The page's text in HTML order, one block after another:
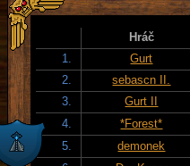
Hráč
1.
Gurt
2.
sebascn II.
3.
Gurt II
4.
*Forest*
5.
demonek